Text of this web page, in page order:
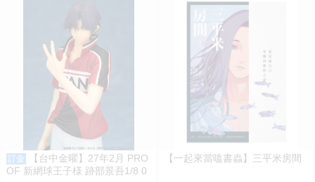
訂金
【台中金曜】27年2月 PRO
OF 新網球王子様 跡部景吾1/8 0
【一起來當嗑書蟲】三平米房間